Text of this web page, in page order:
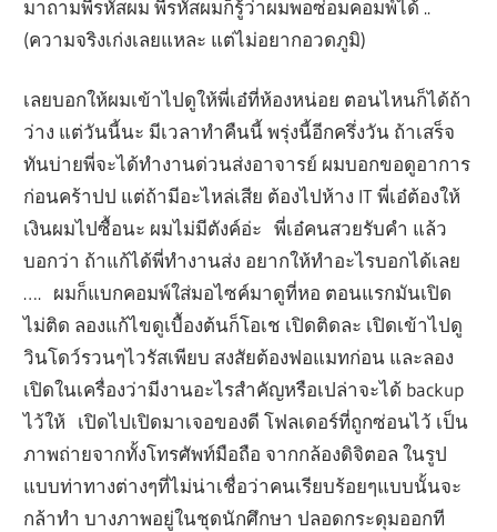
มาถามพี่รหัสผม พี่รหัสผมก็รู้ว่าผมพอซ่อมคอมพ์ได้ ..
(ความจริงเก่งเลยแหละ แต่ไม่อยากอวดภูมิ)
เลยบอกให้ผมเข้าไปดูให้พี่เอ๋ที่ห้องหน่อย ตอนไหนก็ได้ถ้า
ว่าง แต่วันนี้นะ มีเวลาทำคืนนี้ พรุ่งนี้อีกครึ่งวัน ถ้าเสร็จ
ทันบ่ายพี่จะได้ทำงานด่วนส่งอาจารย์ ผมบอกขอดูอาการ
ก่อนคร้าปป แต่ถ้ามีอะไหล่เสีย ต้องไปห้าง IT พี่เอ๋ต้องให้
เงินผมไปซื้อนะ ผมไม่มีตังค์อ่ะ พี่เอ๋คนสวยรับคำ แล้ว
บอกว่า ถ้าแก้ได้พี่ทำงานส่ง อยากให้ทำอะไรบอกได้เลย
…. ผมก็แบกคอมพ์ใส่มอไซค์มาดูที่หอ ตอนแรกมันเปิด
ไม่ติด ลองแก้ไขดูเบื้องต้นก็โอเช เปิดติดละ เปิดเข้าไปดู
วินโดว์รวนๆไวรัสเพียบ สงสัยต้องฟอแมทก่อน และลอง
เปิดในเครื่องว่ามีงานอะไรสำคัญหรือเปล่าจะได้ backup
ไว้ให้ เปิดไปเปิดมาเจอของดี โฟลเดอร์ที่ถูกซ่อนไว้ เป็น
ภาพถ่ายจากทั้งโทรศัพท์มือถือ จากกล้องดิจิตอล ในรูป
แบบท่าทางต่างๆที่ไม่น่าเชื่อว่าคนเรียบร้อยๆแบบนั้นจะ
กล้าทำ บางภาพอยู่ในชุดนักศึกษา ปลอดกระดุมออกที